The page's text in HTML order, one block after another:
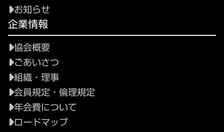
お知らせ
企業情報
協会概要
ごあいさつ
組織・理事
会員規定・倫理規定
年会費について
ロードマップ